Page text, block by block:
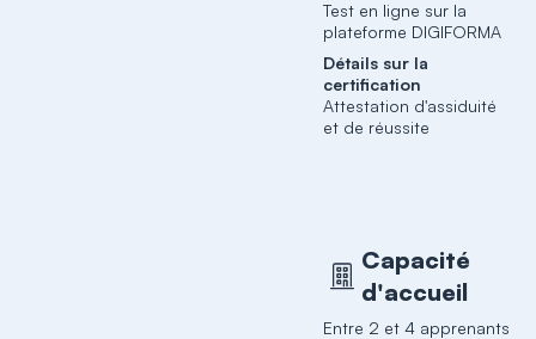
Test en ligne sur la
plateforme DIGIFORMA
Détails sur la
certification
Attestation d'assiduité
et de réussite
Capacité
d'accueil
Entre 2 et 4 apprenants